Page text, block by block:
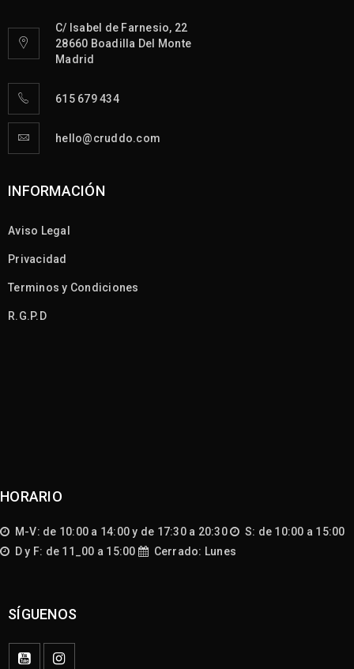
C/ Isabel de Farnesio, 22
28660 Boadilla Del Monte
Madrid
615 679 434
hello@cruddo.com
INFORMACIÓN
Aviso Legal
Privacidad
Terminos y Condiciones
R.G.P.D
HORARIO
M-V: de 10:00 a 14:00 y de 17:30 a 20:30
S: de 10:00 a 15:00
D y F: de 11_00 a 15:00
Cerrado: Lunes
SÍGUENOS